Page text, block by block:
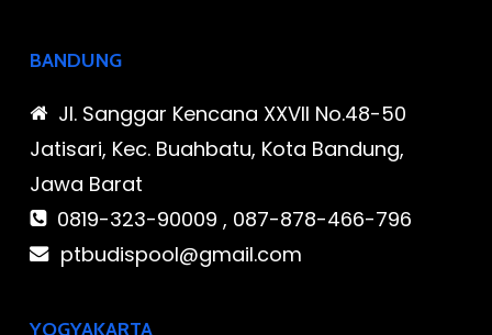
BANDUNG
Jl. Sanggar Kencana XXVII No.48-50
Jatisari, Kec. Buahbatu, Kota Bandung,
Jawa Barat
0819-323-90009 , 087-878-466-796
ptbudispool@gmail.com
YOGYAKARTA